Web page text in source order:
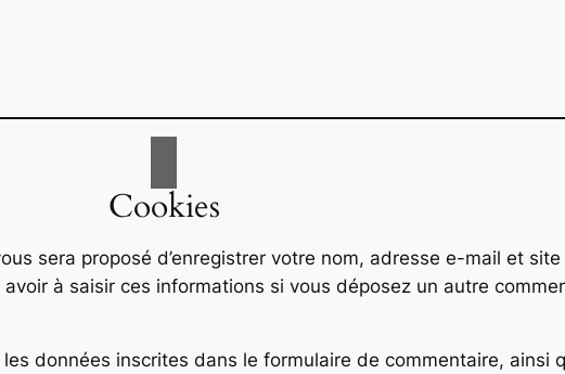
Cookies
sera proposé d’enregistrer votre nom, adresse e-mail et
à saisir ces informations si vous déposez un autre
données inscrites dans le formulaire de commentaire, ainsi